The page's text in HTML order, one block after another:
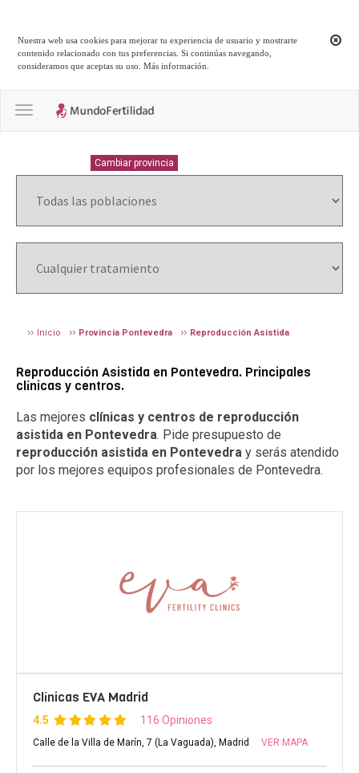
Nuestra web usa cookies para mejorar tu experiencia de usuario y mostrarte
contenido relacionado con tus preferencias. Si continúas navegando,
consideramos que aceptas su uso.Más información
Toggle navigation
Cambiar provincia
Inicio Provincia Pontevedra Reproducción Asistida
Reproducción Asistida en Pontevedra. Principales
clínicas y centros.
Las mejores clínicas y centros de reproducción
asistida en Pontevedra. Pide presupuesto de
reproducción asistida en Pontevedra y serás atendido
por los mejores equipos profesionales de Pontevedra.
Clínicas EVA Madrid
4.5 116 Opiniones
Calle de la Villa de Marín, 7 (La Vaguada), Madrid VER MAPA